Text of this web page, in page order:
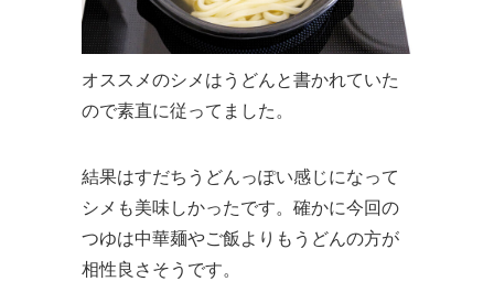
オススメのシメはうどんと書かれていた
ので素直に従ってました。
結果はすだちうどんっぽい感じになって
シメも美味しかったです。確かに今回の
つゆは中華麺やご飯よりもうどんの方が
相性良さそうです。